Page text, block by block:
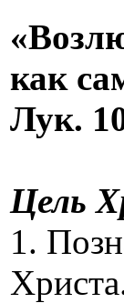
как
Лук.
Цель
1.